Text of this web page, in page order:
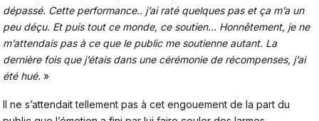
dépassé. Cette performance.. j’ai raté quelques pas et ça m’a un
peu déçu. Et puis tout ce monde, ce soutien… Honnê­te­ment, je ne
m’atten­dais pas à ce que le public me soutienne autant. La
dernière fois que j’étais dans une céré­mo­nie de récom­penses, j’ai
été hué. »
Il ne s’attendait tellement pas à cet engouement de la part du